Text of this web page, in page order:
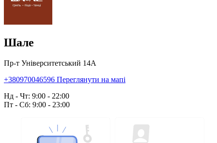
Шале
Пр-т Університетський 14А
+380970046596 Переглянути на мапі
Нд - Чт: 9:00 - 22:00
Пт - Сб: 9:00 - 23:00